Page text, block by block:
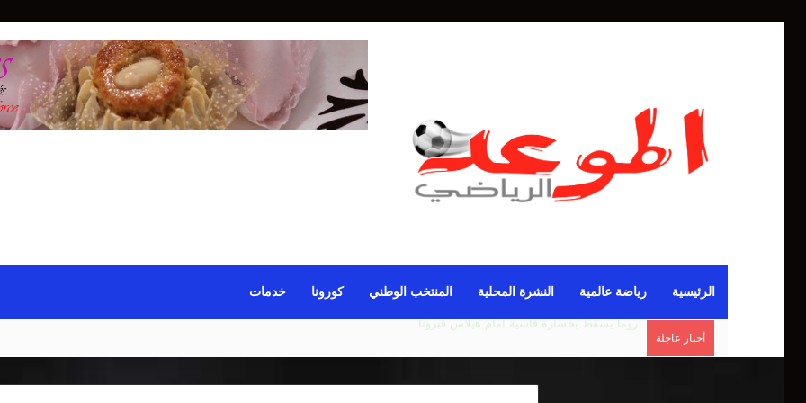
الرئيسية رياضة عالمية النشرة المحلية المنتخب الوطني كورونا خدمات
أخبار عاجلة